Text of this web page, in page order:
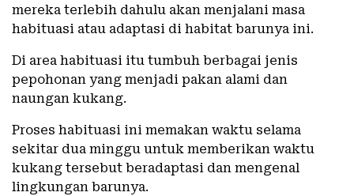
mereka terlebih dahulu akan menjalani masa
habituasi atau adaptasi di habitat barunya ini.
Di area habituasi itu tumbuh berbagai jenis
pepohonan yang menjadi pakan alami dan
naungan kukang.
Proses habituasi ini memakan waktu selama
sekitar dua minggu untuk memberikan waktu
kukang tersebut beradaptasi dan mengenal
lingkungan barunya.